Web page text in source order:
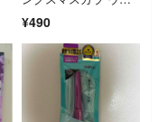
ック 4g
¥490